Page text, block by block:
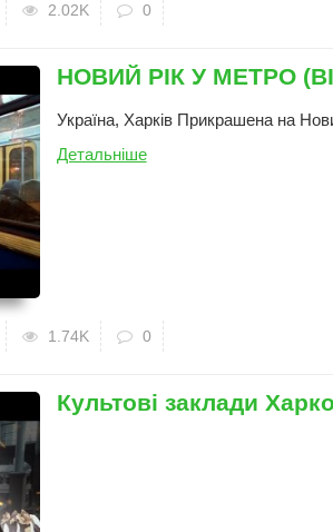
2.02K 0
НОВИЙ РІК У МЕТРО
Україна, Харків Прикрашена на
Детальніше
1.74K 0
Культові заклади